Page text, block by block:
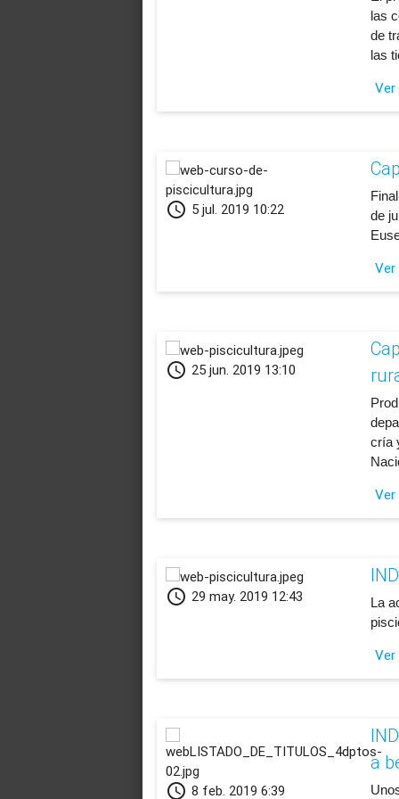
las
de
las
Ver
schedule 5 jul. 2019 10:22
de
Ver
schedule 25 jun. 2019 13:10
cría
Ver
schedule 29 may. 2019 12:43
​La
Ver
schedule 8 feb. 2019 6:39
a